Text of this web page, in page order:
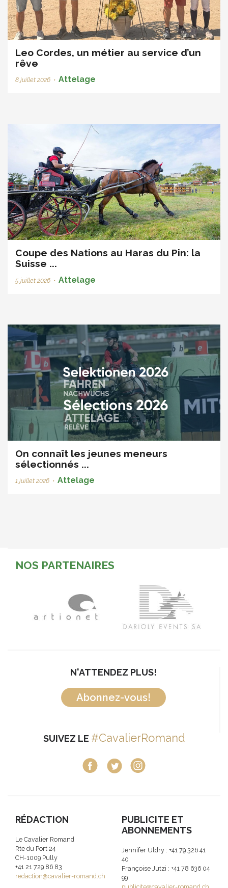
Leo Cordes, un métier au service d’un
rêve
8 juillet 2026 • Attelage
Coupe des Nations au Haras du Pin: la
Suisse ...
5 juillet 2026 • Attelage
On connaît les jeunes meneurs
sélectionnés ...
1 juillet 2026 • Attelage
NOS PARTENAIRES
N'ATTENDEZ PLUS!
Abonnez-vous!
SUIVEZ LE #CavalierRomand
RÉDACTION
Le Cavalier Romand
Rte du Port 24
CH-1009 Pully
+41 21 729 86 83
redaction@cavalier-romand.ch
PUBLICITE ET
ABONNEMENTS
Jennifer Uldry : +41 79 326 41
40
Françoise Jutzi : +41 78 636 04
99